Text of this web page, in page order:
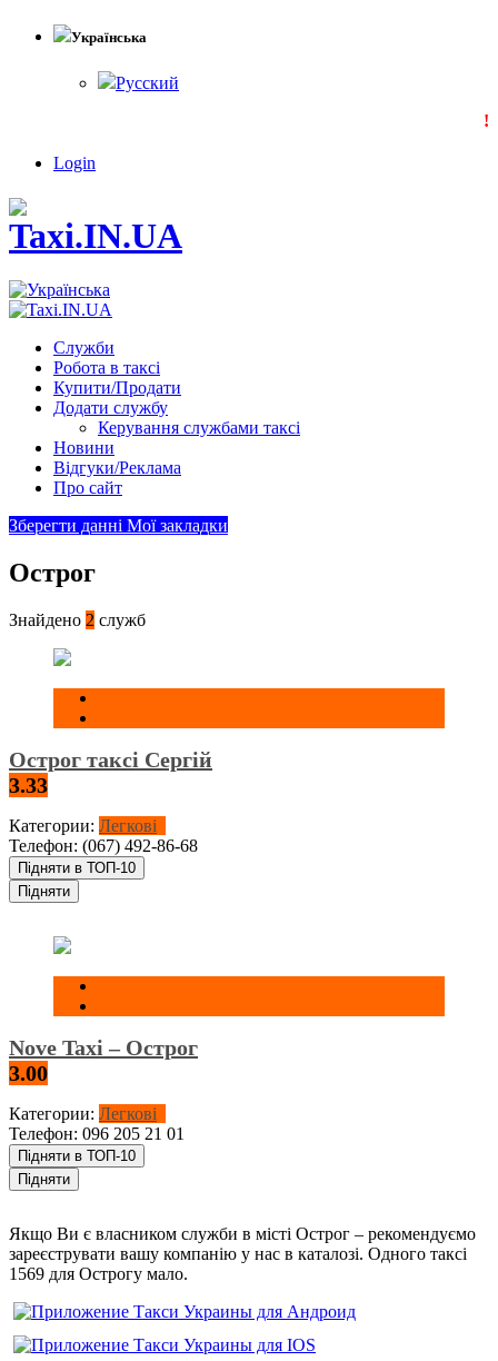
Українська
Русский
Login
Служби
Робота в таксі
Купити/Продати
Додати службу
Керування службами таксі
Новини
Відгуки/Реклама
Про сайт
Зберегти данні Мої закладки
Острог
Знайдено 2 служб
Острог таксі Сергій
3.33
Категории: Легкові
Телефон: (067) 492-86-68
Підняти в ТОП-10
Підняти
Nove Taxi – Острог
3.00
Категории: Легкові
Телефон: 096 205 21 01
Підняти в ТОП-10
Підняти
Якщо Ви є власником служби в місті Острог – рекомендуємо
зареєструвати вашу компанію у нас в каталозі. Одного таксі
1569 для Острогу мало.